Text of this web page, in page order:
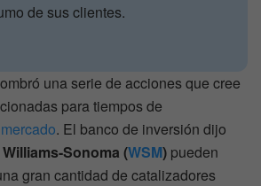
de sus clientes.
una serie de acciones que cree
para tiempos de
mercado. El banco de inversión dijo
Williams-Sonoma (WSM) pueden
gran cantidad de catalizadores